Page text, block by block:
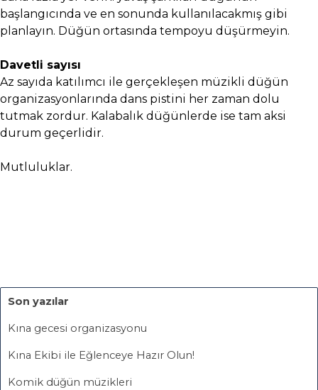
başlangıcında ve en sonunda kullanılacakmış gibi
planlayın. Düğün ortasında tempoyu düşürmeyin.
Davetli sayısı
Az sayıda katılımcı ile gerçekleşen müzikli düğün
organizasyonlarında dans pistini her zaman dolu
tutmak zordur. Kalabalık düğünlerde ise tam aksi
durum geçerlidir.
Mutluluklar.
Son yazılar
Kına gecesi organizasyonu
Kına Ekibi ile Eğlenceye Hazır Olun!
Komik düğün müzikleri